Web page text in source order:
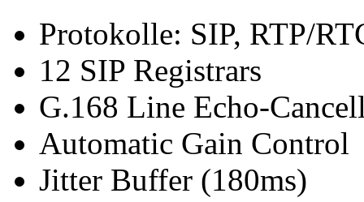
Protokolle: SIP, RTP/
12 SIP Registrars
G.168 Line Echo-
Automatic Gain Control
Jitter Buffer (180ms)